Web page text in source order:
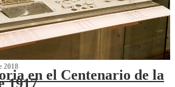
2018
en el Centenario de la
1917